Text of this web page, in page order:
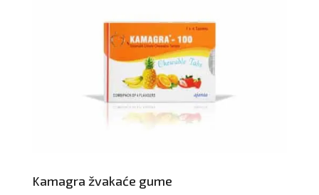
Kamagra žvakaće gume